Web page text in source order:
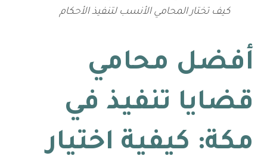
كيف تختار المحامي الأنسب لتنفيذ الأحكام
أفضل محامي
قضايا تنفيذ في
مكة: كيفية اختيار